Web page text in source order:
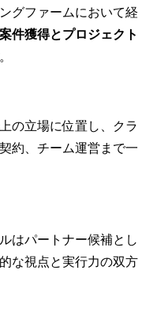
グファームにおいて経
案件獲得とプロジェクト
の立場に位置し、クラ
約、チーム運営まで一
はパートナー候補とし
な視点と実行力の双方